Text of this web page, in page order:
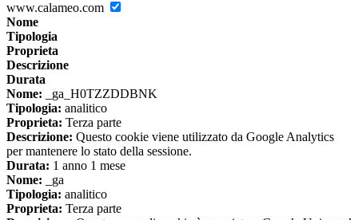
www.calameo.com
Nome
Tipologia
Proprieta
Descrizione
Durata
Nome: _ga_H0TZZDDBNK
Tipologia: analitico
Proprieta: Terza parte
Descrizione: Questo cookie viene utilizzato da Google Analytics
per mantenere lo stato della sessione.
Durata: 1 anno 1 mese
Nome: _ga
Tipologia: analitico
Proprieta: Terza parte